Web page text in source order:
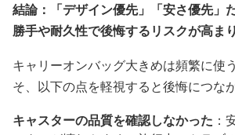
結論：「デザイン優先」「安さ優先」
勝手や耐久性で後悔するリスクが高ま
キャリーオンバッグ大きめは頻繁に使
そ、以下の点を軽視すると後悔につな
キャスターの品質を確認しなかった ：